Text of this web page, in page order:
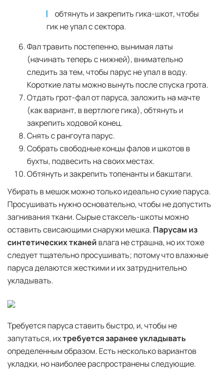
обтянуть и закрепить гика-шкот, чтобы
гик не упал с сектора.
Фал травить постепенно, вынимая латы
(начинать теперь с нижней), внимательно
следить за тем, чтобы парус не упал в воду.
Короткие латы можно вынуть после спуска грота.
Отдать грот-фал от паруса, заложить на мачте
(как вариант, в вертлюге гика), обтянуть и
закрепить ходовой конец.
Снять с рангоута парус.
Собрать свободные концы фалов и шкотов в
бухты, подвесить на своих местах.
Обтянуть и закрепить топенанты и бакштаги.
Убирать в мешок можно только идеально сухие паруса.
Просушивать нужно основательно, чтобы не допустить
загнивания ткани. Сырые стаксель-шкоты можно
оставить свисающими снаружи мешка. Парусам из
синтетических тканей влага не страшна, но их тоже
следует тщательно просушивать; потому что влажные
паруса делаются жесткими и их затруднительно
укладывать.
Требуется паруса ставить быстро, и, чтобы не
запутаться, ихтребуется заранее укладывать
определенным образом. Есть несколько вариантов
укладки, но наиболее распространены следующие.